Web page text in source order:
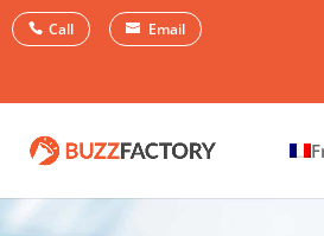
Call Email